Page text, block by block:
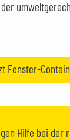
Fenster-
Hilfe bei der